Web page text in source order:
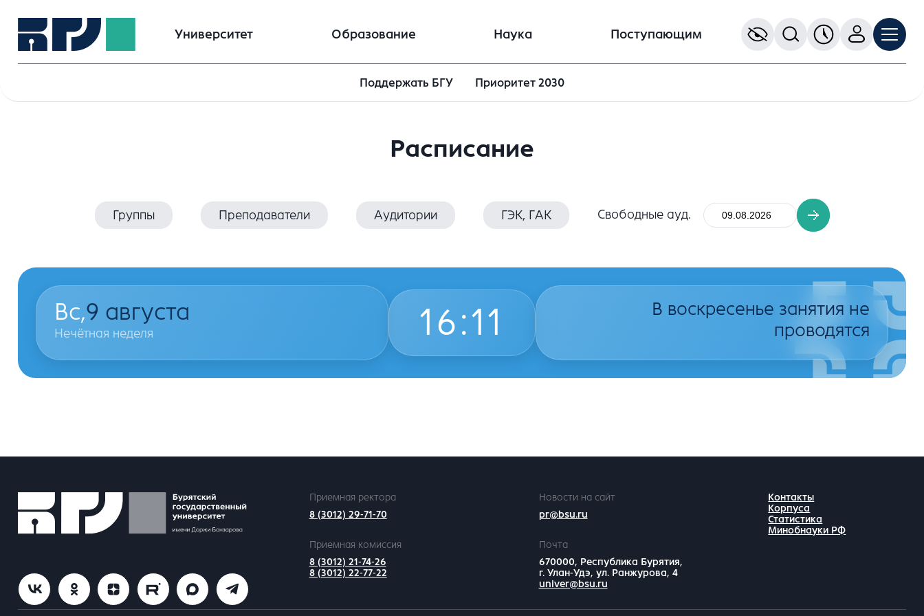
Университет Образование Наука Поступающим
Поддержать БГУ Приоритет 2030
Расписание
Группы Преподаватели Аудитории ГЭК, ГАК Свободные ауд.
Вс,9 августа
Нечётная неделя 16:11
В воскресенье занятия не
проводятся
Приемная ректора
8 (3012) 29-71-70
Новости на сайт
pr@bsu.ru
Приемная комиссия
8 (3012) 21-74-26
8 (3012) 22-77-22
Почта
670000, Республика Бурятия,
г. Улан-Удэ, ул. Ранжурова, 4
univer@bsu.ru
Контакты
Корпуса
Статистика
Минобнауки РФ